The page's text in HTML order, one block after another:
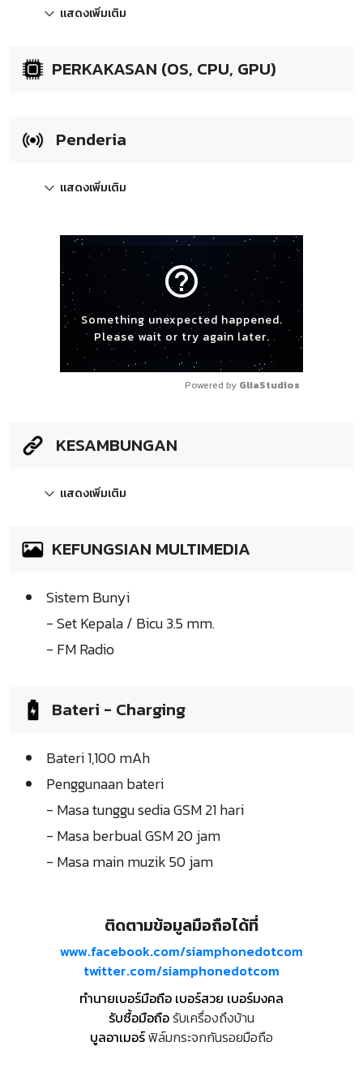
แสดงเพิ่มเติม
PERKAKASAN (OS, CPU, GPU)
Penderia
แสดงเพิ่มเติม
help_outline
Something unexpected happened.
Please wait or try again later.
Powered by GliaStudios
KESAMBUNGAN
แสดงเพิ่มเติม
KEFUNGSIAN MULTIMEDIA
Sistem Bunyi
- Set Kepala / Bicu 3.5 mm.
- FM Radio
Bateri - Charging
Bateri 1,100 mAh
Penggunaan bateri
- Masa tunggu sedia GSM 21 hari
- Masa berbual GSM 20 jam
- Masa main muzik 50 jam
ติดตามข้อมูลมือถือได้ที่
www.facebook.com/siamphonedotcom
twitter.com/siamphonedotcom
ทำนายเบอร์มือถือ เบอร์สวย เบอร์มงคล
รับซื้อมือถือรับเครื่องถึงบ้าน
บูลอาเมอร์ฟิล์มกระจกกันรอยมือถือ